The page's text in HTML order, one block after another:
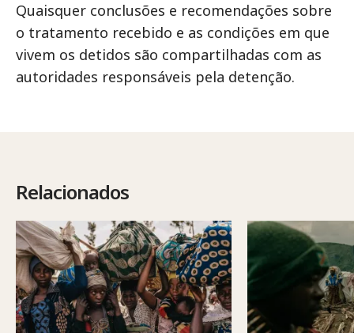
Quaisquer conclusões e recomendações sobre
o tratamento recebido e as condições em que
vivem os detidos são compartilhadas com as
autoridades responsáveis pela detenção.
Relacionados